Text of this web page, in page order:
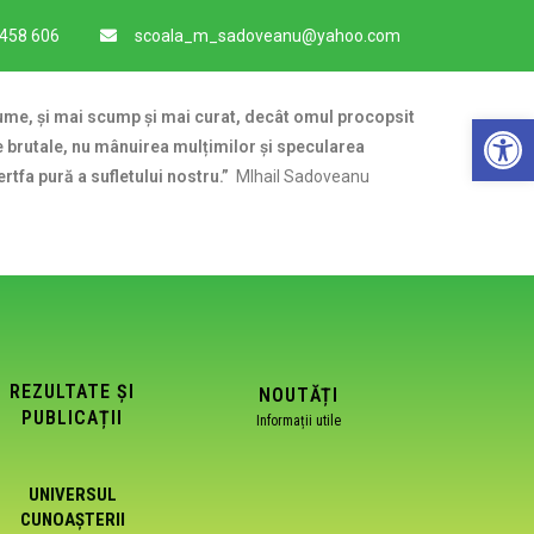
606 scoala_m_sadoveanu@yahoo.com
și mai scump și mai curat, decât omul procopsit
nu mânuirea mulțimilor și specularea
pură a sufletului nostru.” MIhail Sadoveanu
REZULTATE ȘI
PUBLICAȚII
UNIVERSUL
CUNOAȘTERII
NOUTĂȚI
Informații utile